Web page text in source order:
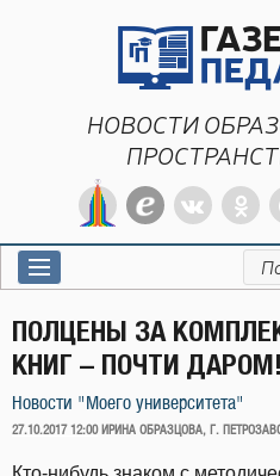
НОВОСТИ
ПОЛЦЕНЫ ЗА
КНИГ – ПОЧТИ ДАРОМ!
Новости "Моего университета"
ОПУБЛИКОВАНО
27.10.2017 12:00 ИРИНА ОБРАЗЦОВА, Г.